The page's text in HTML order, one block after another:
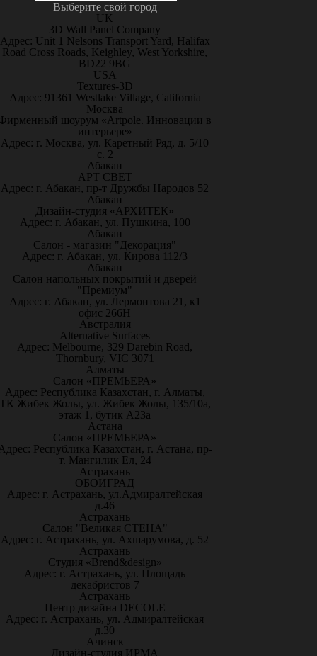
Выберите свой город
UK
3D Wall Panel Company
Адрес: Unit 1 Nelsons Transport Yard, Halifax
Road Cross Roads, Keighley, West Yorkshire,
BD22 9BG
USA
Textures-3D
Адрес: 91361 Westlake Village, California
Москва
шоурум «Artpole. Инновации в
интерьере»
Адрес: г. Москва, ул. Каретный Ряд, д. 5/10
с. 2
Абакан
АРТ СВЕТ
Адрес: г. Абакан, пр-т Дружбы Народов 52
Абакан
Дизайн-студия «АРХИТЕК»
Адрес: г. Абакан, ул. Пушкина, 100
Абакан
Салон - магазин "Декорация"
Адрес: г. Абакан, ул. Кирова 112/3
Абакан
Салон напольных покрытий и дверей
"Премиум"
Адрес: г. Абакан, ул. Лермонтова 21, к1
офис 266Н
Австралия
Alternative Surfaces
Адрес: Melbourne, 329 Darebin Road,
Thornbury, VIC 3071
Алматы
Салон «ПРЕМЬЕРА»
Адрес: Республика Казахстан, г. Алматы,
Жибек Жолы, ул. Жибек Жолы, 135/10а,
этаж 1, бутик А23а
Астана
Салон «ПРЕМЬЕРА»
Республика Казахстан, г. Астана, пр-
т. Мангилик Ел, 24
Астрахань
ОБОИГРАД
Адрес: г. Астрахань, ул.Адмиралтейская
д.46
Астрахань
Салон "Великая СТЕНА"
Адрес: г. Астрахань, ул. Ахшарумова, д. 52
Астрахань
Студия «Brend&design»
Адрес: г. Астрахань, ул. Площадь
декабристов 7
Астрахань
Центр дизайна DECOLE
Адрес: г. Астрахань, ул. Адмиралтейская
д.30
Ачинск
Дизайн-студия ИРМА